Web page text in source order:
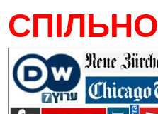
СПІЛЬНО